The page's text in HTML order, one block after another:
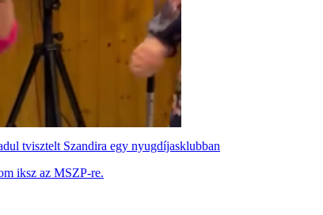
tvisztelt Szandira egy nyugdíjasklubban
iksz az MSZP-re.